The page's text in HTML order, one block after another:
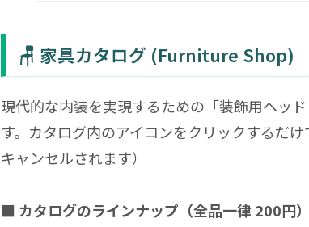
🪑 家具カタログ (Furniture Shop)
現代的な内装を実現するための「装飾用ヘッ
す。カタログ内のアイコンをクリックするだ
キャンセルされます）
■ カタログのラインナップ（全品一律 200円）